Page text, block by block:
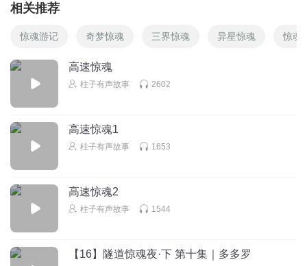
相关推荐
惊魂游记 奇梦惊魂 三界惊魂 异星惊魂 惊魂
高速惊魂
柱子有声故事 2602
高速惊魂1
柱子有声故事 1653
高速惊魂2
柱子有声故事 1544
【16】隧道惊魂夜·下 第十集｜多多罗